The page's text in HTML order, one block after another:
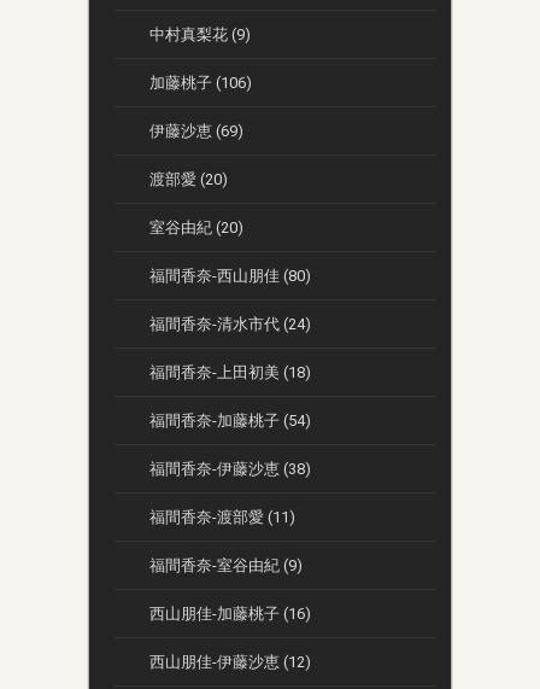
中村真梨花 (9)
加藤桃子 (106)
伊藤沙恵 (69)
渡部愛 (20)
室谷由紀 (20)
福間香奈-西山朋佳 (80)
福間香奈-清水市代 (24)
福間香奈-上田初美 (18)
福間香奈-加藤桃子 (54)
福間香奈-伊藤沙恵 (38)
福間香奈-渡部愛 (11)
福間香奈-室谷由紀 (9)
西山朋佳-加藤桃子 (16)
西山朋佳-伊藤沙恵 (12)